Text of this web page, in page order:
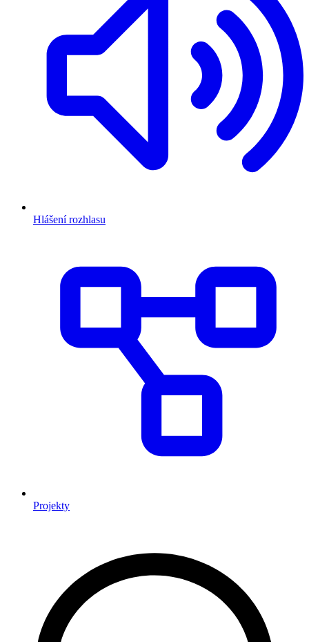
Hlášení rozhlasu
Projekty